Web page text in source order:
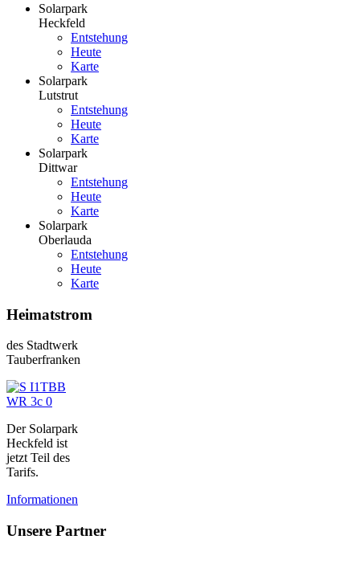
Solarpark
Heckfeld
Entstehung
Heute
Karte
Solarpark
Lutstrut
Entstehung
Heute
Karte
Solarpark
Dittwar
Entstehung
Heute
Karte
Solarpark
Oberlauda
Entstehung
Heute
Karte
Heimatstrom
des Stadtwerk
Tauberfranken
Der Solarpark
Heckfeld ist
jetzt Teil des
Tarifs.
Informationen
Unsere Partner